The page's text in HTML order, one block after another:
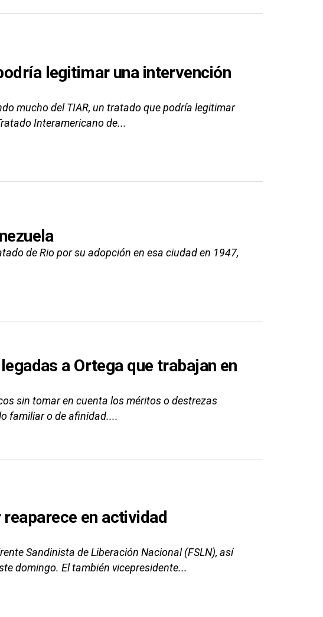
legitimar una intervención
mucho del TIAR, un tratado que podría legitimar
Interamericano de...
de Rio por su adopción en esa ciudad en 1947,
a Ortega que trabajan en
sin tomar en cuenta los méritos o destrezas
familiar o de afinidad....
en actividad
Sandinista de Liberación Nacional (FSLN), así
domingo. El también vicepresidente...